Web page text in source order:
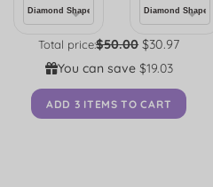
Total price:$50.00 $30.97
You can save $19.03
ADD 3 ITEMS TO CART